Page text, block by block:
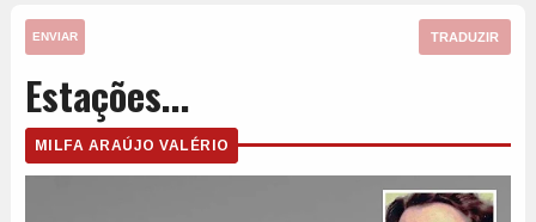
ENVIAR TRADUZIR
Estações...
MILFA ARAÚJO VALÉRIO